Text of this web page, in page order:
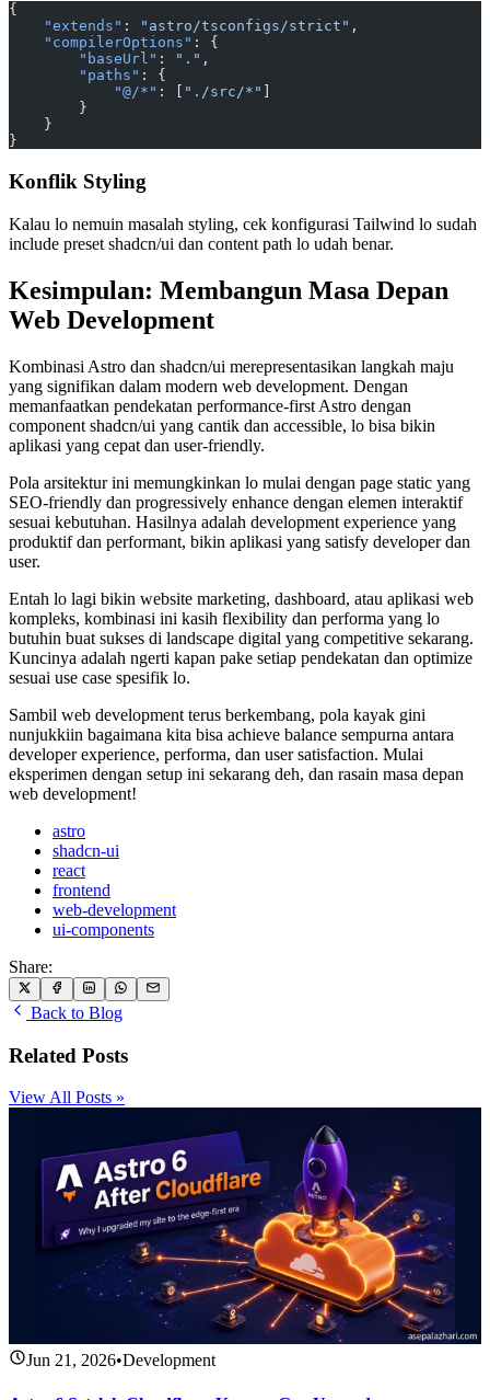
{
    "extends"
: "astro/tsconfigs/strict" ,
    "compilerOptions"
: {
        "baseUrl"
: "." ,
        "paths"
: {
            "@/*"
: [ "./src/*"
        }
    }
}
Konflik Styling
Kalau lo nemuin masalah styling, cek konfigurasi Tailwind lo sudah
include preset shadcn/ui dan content path lo udah benar.
Kesimpulan: Membangun Masa Depan
Web Development
Kombinasi Astro dan shadcn/ui merepresentasikan langkah maju
yang signifikan dalam modern web development. Dengan
memanfaatkan pendekatan performance-first Astro dengan
component shadcn/ui yang cantik dan accessible, lo bisa bikin
aplikasi yang cepat dan user-friendly.
Pola arsitektur ini memungkinkan lo mulai dengan page static yang
SEO-friendly dan progressively enhance dengan elemen interaktif
sesuai kebutuhan. Hasilnya adalah development experience yang
produktif dan performant, bikin aplikasi yang satisfy developer dan
user.
Entah lo lagi bikin website marketing, dashboard, atau aplikasi web
kompleks, kombinasi ini kasih flexibility dan performa yang lo
butuhin buat sukses di landscape digital yang competitive sekarang.
Kuncinya adalah ngerti kapan pake setiap pendekatan dan optimize
sesuai use case spesifik lo.
Sambil web development terus berkembang, pola kayak gini
nunjukkiin bagaimana kita bisa achieve balance sempurna antara
developer experience, performa, dan user satisfaction. Mulai
eksperimen dengan setup ini sekarang deh, dan rasain masa depan
web development!
astro
shadcn-ui
react
frontend
web-development
ui-components
Share:
Back to Blog
Related Posts
View All Posts »
Jun 21, 2026•Development